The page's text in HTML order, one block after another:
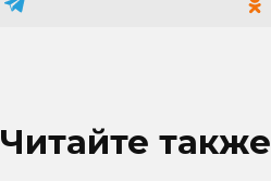
Читайте также